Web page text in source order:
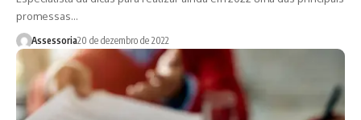
promessas…
Assessoria20 de dezembro de 2022